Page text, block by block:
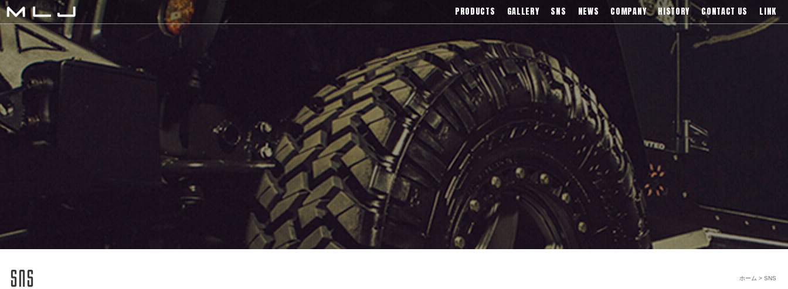
MLJ / Lexani(レクサーニ),Asanti(アサンティ),Wrest(ヴァレスト)などブランドアルミホイールの販売、輸入総代理店
PRODUCTS GALLERY SNS NEWS COMPANY HISTORY CONTACT US LINK
SNS
ホーム >